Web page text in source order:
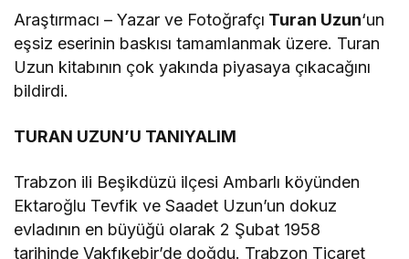
Araştırmacı – Yazar ve Fotoğrafçı Turan Uzun‘un
eşsiz eserinin baskısı tamamlanmak üzere. Turan
Uzun kitabının çok yakında piyasaya çıkacağını
bildirdi.
TURAN UZUN’U TANIYALIM
Trabzon ili Beşikdüzü ilçesi Ambarlı köyünden
Ektaroğlu Tevfik ve Saadet Uzun’un dokuz
evladının en büyüğü olarak 2 Şubat 1958
tarihinde Vakfıkebir’de doğdu. Trabzon Ticaret